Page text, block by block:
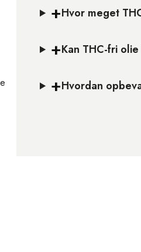
+Hvor meget
+Kan THC-fri
+Hvordan